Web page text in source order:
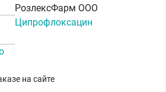
РозлексФарм ООО
Ципрофлоксацин
на сайте